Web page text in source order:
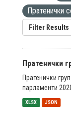
Пратенички
Filter Results
Пратенички
Пратенички
парламенти
XLSX JSON